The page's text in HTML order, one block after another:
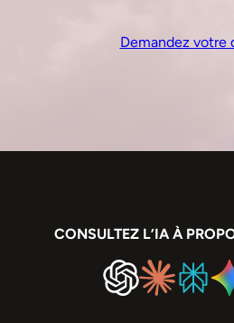
Demandez votre
CONSULTEZ L’IA À